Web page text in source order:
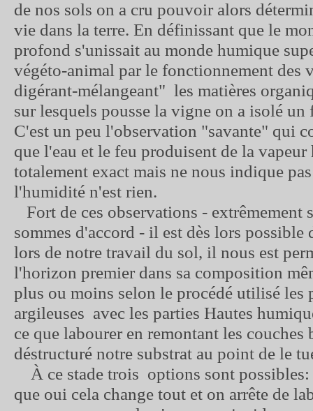
de nos sols on a cru pouvoir alors
vie dans la terre. En définissant que le
profond s'unissait au monde humique
végéto-animal par le fonctionnement des
digérant-mélangeant" les matières
sur lesquels pousse la vigne on a isolé
C'est un peu l'observation "savante" qui
que l'eau et le feu produisent de la vapeur
totalement exact mais ne nous indique
l'humidité n'est rien.
Fort de ces observations - extrêmement
sommes d'accord - il est dès lors possible
lors de notre travail du sol, il nous est
l'horizon premier dans sa composition
plus ou moins selon le procédé utilisé les
argileuses avec les parties Hautes
ce que labourer en remontant les couches
déstructuré notre substrat au point de le
À ce stade trois options sont
que oui cela change tout et on arrête de